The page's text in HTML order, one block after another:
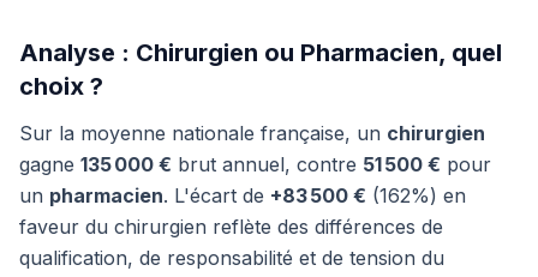
Analyse : Chirurgien ou Pharmacien, quel
choix ?
Sur la moyenne nationale française, un chirurgien
gagne 135 000 € brut annuel, contre 51 500 € pour
un pharmacien. L'écart de +83 500 € (162%) en
faveur du chirurgien reflète des différences de
qualification, de responsabilité et de tension du